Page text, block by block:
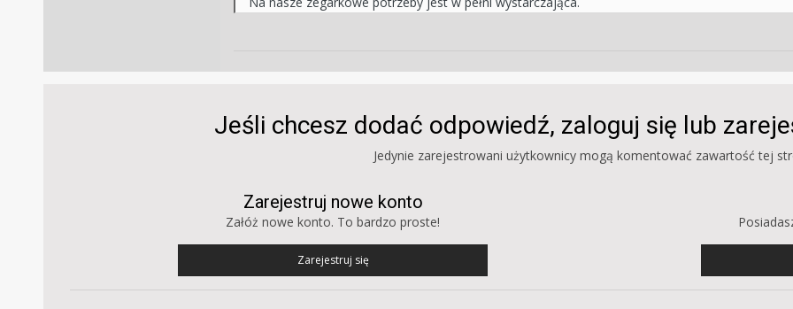
Jeśli chcesz dodać odpowiedź, zaloguj się lub
Jedynie zarejestrowani użytkownicy mogą komentować zawartość tej
Zarejestruj nowe konto
Załóż nowe konto. To bardzo proste!
Zarejestruj się